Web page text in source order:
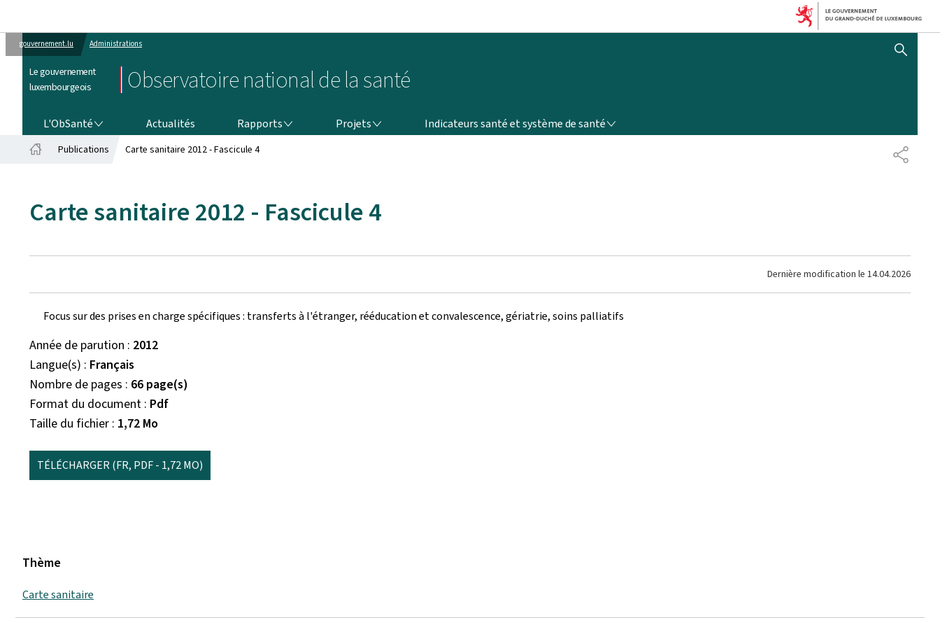
gouvernement.lu Administrations
Le gouvernement
luxembourgeois
Observatoire national de la santé
AFFICHER / MASQUER
L'ObSanté Actualités Rapports Projets Indicateurs santé et système de santé
Publications Carte sanitaire 2012 - Fascicule 4
Carte sanitaire 2012 - Fascicule 4
Dernière modification le 14.04.2026
Focus sur des prises en charge spécifiques : transferts à l'étranger, rééducation et convalescence, gériatrie, soins palliatifs
Année de parution 2012
Langue(s) Français
Nombre de pages 66 page(s)
Format du document Pdf
Taille du fichier 1,72 Mo
TÉLÉCHARGER(FR, PDF - 1,72 MO)
Thème
Carte sanitaire